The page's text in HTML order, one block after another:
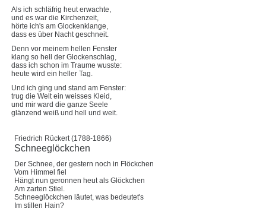
Als ich schläfrig heut erwachte,
und es war die Kirchenzeit,
hörte ich's am Glockenklange,
dass es über Nacht geschneit.
Denn vor meinem hellen Fenster
klang so hell der Glockenschlag,
dass ich schon im Traume wusste:
heute wird ein heller Tag.
Und ich ging und stand am Fenster:
trug die Welt ein weisses Kleid,
und mir ward die ganze Seele
glänzend weiß und hell und weit.
Friedrich Rückert (1788-1866)
Schneeglöckchen
Der Schnee, der gestern noch in Flöckchen
Vom Himmel fiel
Hängt nun geronnen heut als Glöckchen
Am zarten Stiel.
Schneeglöckchen läutet, was bedeutet's
Im stillen Hain?